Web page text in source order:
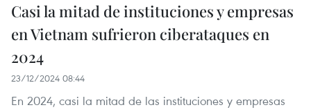
Casi la mitad de instituciones y empresas
en Vietnam sufrieron ciberataques en
2024
23/12/2024 08:44
En 2024, casi la mitad de las instituciones y empresas